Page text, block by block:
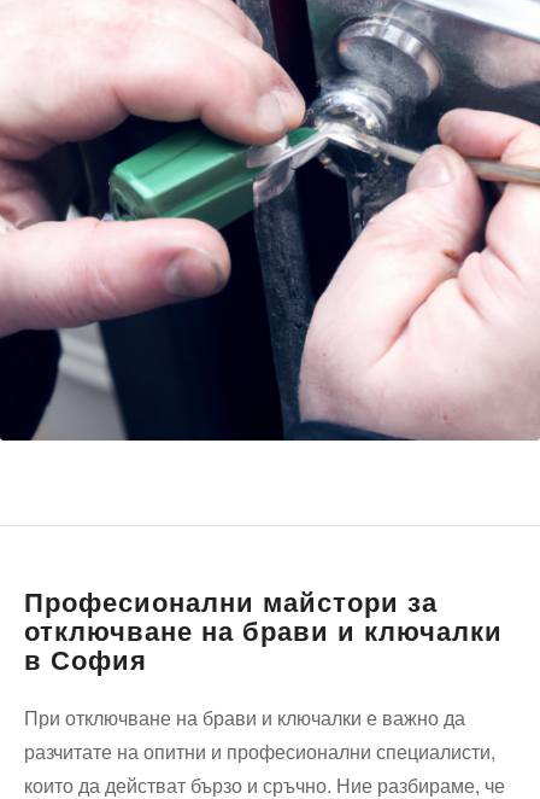
Професионални майстори за
отключване на брави и ключалки
в София
При отключване на брави и ключалки е важно да
разчитате на опитни и професионални специалисти,
които да действат бързо и сръчно. Ние разбираме, че